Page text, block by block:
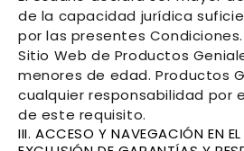
de la capacidad jurídica
por las presentes
Sitio Web de Productos
menores de edad. Productos
cualquier responsabilidad por
de este requisito.
III. ACCESO Y NAVEGACIÓN EN